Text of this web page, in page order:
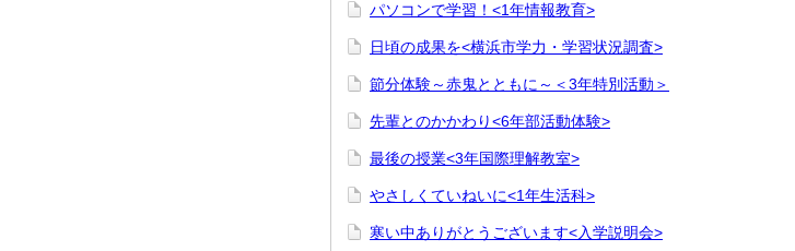
パソコンで学習！<1年情報教育>
日頃の成果を<横浜市学力・学習状況調査>
節分体験～赤鬼とともに～＜3年特別活動＞
先輩とのかかわり<6年部活動体験>
最後の授業<3年国際理解教室>
やさしくていねいに<1年生活科>
寒い中ありがとうございます<入学説明会>